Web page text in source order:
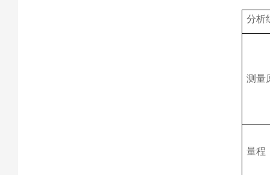
分析
测量
量程